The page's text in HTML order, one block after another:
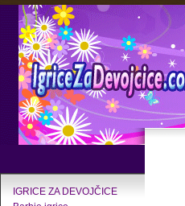
IGRICE ZA DEVOJČICE